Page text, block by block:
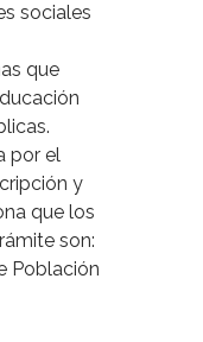
sociales
que
por el
y
que los
son:
Población